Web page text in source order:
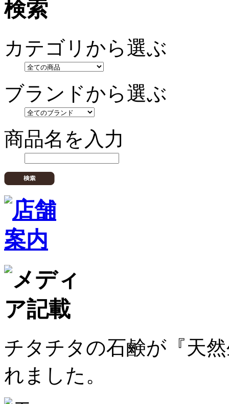
カテゴリから選ぶ
ブランドから選ぶ
商品名を入力
チタチタの石鹸が『天
れました。